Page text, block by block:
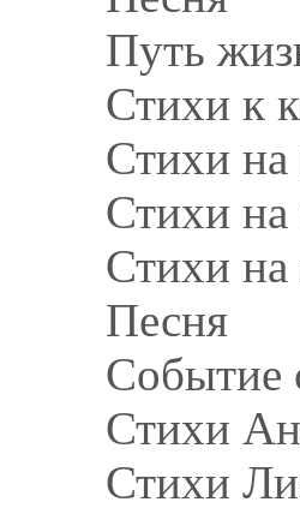
Путь
Стихи к
Стихи
Стихи
Стихи
Песня
Событие
Стихи
Стихи